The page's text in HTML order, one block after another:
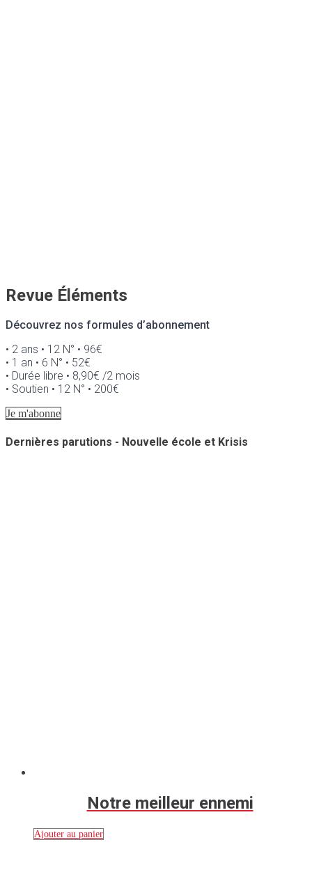
Revue Éléments
Découvrez nos formules d’abonnement
• 2 ans • 12 N° • 96€
• 1 an • 6 N° • 52€
• Durée libre • 8,90€ /2 mois
• Soutien • 12 N° • 200€
Je m'abonne
Dernières parutions - Nouvelle école et Krisis
Notre meilleur ennemi
Ajouter au panier